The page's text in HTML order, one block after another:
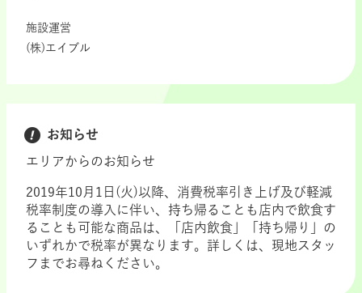
施設運営
(株)エイブル
お知らせ
エリアからのお知らせ
2019年10月1日(火)以降、消費税率引き上げ及び軽減
税率制度の導入に伴い、持ち帰ることも店内で飲食す
ることも可能な商品は、「店内飲食」「持ち帰り」の
いずれかで税率が異なります。詳しくは、現地スタッ
フまでお尋ねください。